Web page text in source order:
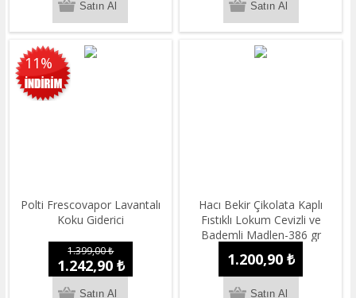
11%
Polti Frescovapor Lavantalı
Koku Giderici
1.399,00 ₺
1.242,90 ₺
Hacı Bekir Çikolata Kaplı
Fıstıklı Lokum Cevizli ve
Bademli Madlen-386 gr
1.200,90 ₺